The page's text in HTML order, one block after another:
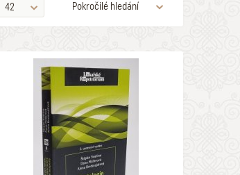
Pokročilé hledání
42
PODEPSANÉ
ZOBRAZOVAT KVALITU